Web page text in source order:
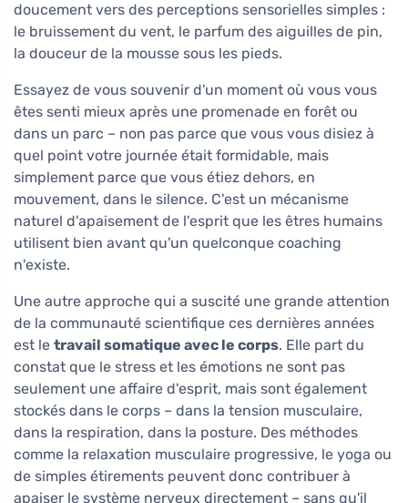
doucement vers des perceptions sensorielles simples :
le bruissement du vent, le parfum des aiguilles de pin,
la douceur de la mousse sous les pieds.
Essayez de vous souvenir d'un moment où vous vous
êtes senti mieux après une promenade en forêt ou
dans un parc – non pas parce que vous vous disiez à
quel point votre journée était formidable, mais
simplement parce que vous étiez dehors, en
mouvement, dans le silence. C'est un mécanisme
naturel d'apaisement de l'esprit que les êtres humains
utilisent bien avant qu'un quelconque coaching
n'existe.
Une autre approche qui a suscité une grande attention
de la communauté scientifique ces dernières années
est le travail somatique avec le corps. Elle part du
constat que le stress et les émotions ne sont pas
seulement une affaire d'esprit, mais sont également
stockés dans le corps – dans la tension musculaire,
dans la respiration, dans la posture. Des méthodes
comme la relaxation musculaire progressive, le yoga ou
de simples étirements peuvent donc contribuer à
apaiser le système nerveux directement – sans qu'il